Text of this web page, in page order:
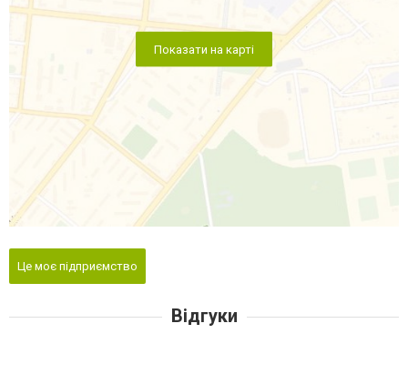
Показати на карті
Це моє підприємство
Відгуки